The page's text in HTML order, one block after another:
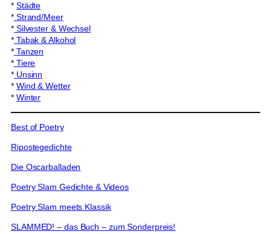
* Städte
*Strand/Meer
*Silvester & Wechsel
*Tabak & Alkohol
*Tanzen
*Tiere
*Unsinn
* Wind & Wetter
* Winter
Best of Poetry
Ripostegedichte
Die Oscarballaden
Poetry Slam Gedichte & Videos
Poetry Slam meets Klassik
SLAMMED! – das Buch – zum Sonderpreis!